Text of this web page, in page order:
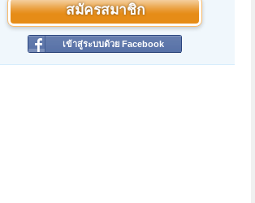
สมัครสมาชิก
เข้าสู่ระบบด้วย Facebook